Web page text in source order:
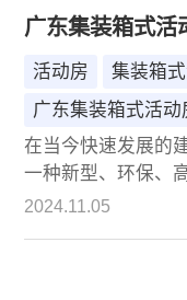
广东集装箱式活
活动房 集装箱
广东集装箱式活动
在当今快速发展的
一种新型、环保、
的青睐。它们不仅
2024.11.05